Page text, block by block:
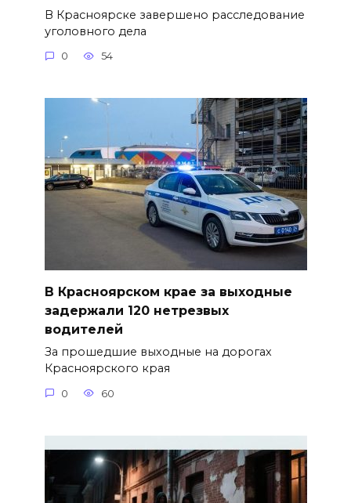
В Красноярске завершено расследование
уголовного дела
0 54
В Красноярском крае за выходные
задержали 120 нетрезвых
водителей
За прошедшие выходные на дорогах
Красноярского края
0 60